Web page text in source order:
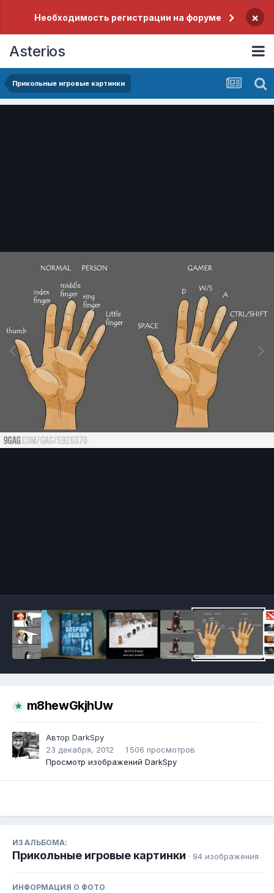
Необходимость регистрации на форуме ×
Asterios
Прикольные игровые картинки
m8hewGkjhUw
Автор DarkSpy
23 декабря, 2012
1 506 просмотров
Просмотр изображений DarkSpy
ИЗ АЛЬБОМА:
Прикольные игровые картинки · 94 изображения
ИНФОРМАЦИЯ О ФОТО